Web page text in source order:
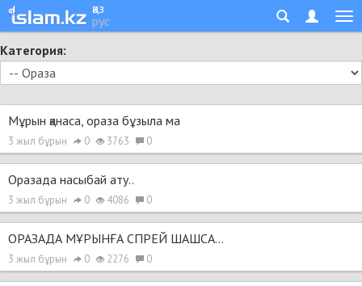
қаз
рус
Категория:
Мұрын қанаса, ораза бұзыла ма
3 жыл бұрын 0 3763 0
Оразада насыбай ату..
3 жыл бұрын 0 4086 0
ОРАЗАДА МҰРЫНҒА СПРЕЙ ШАШСА...
3 жыл бұрын 0 2276 0